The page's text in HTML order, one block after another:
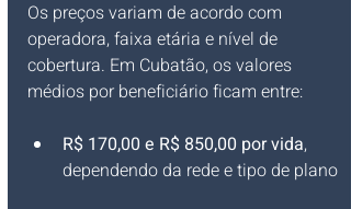
Os preços variam de acordo com
operadora, faixa etária e nível de
cobertura. Em Cubatão, os valores
médios por beneficiário ficam entre:
R$ 170,00 e R$ 850,00 por vida,
dependendo da rede e tipo de plano